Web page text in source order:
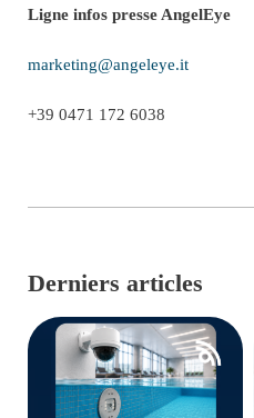
Ligne infos presse AngelEye
marketing@angeleye.it
+39 0471 172 6038
Derniers articles